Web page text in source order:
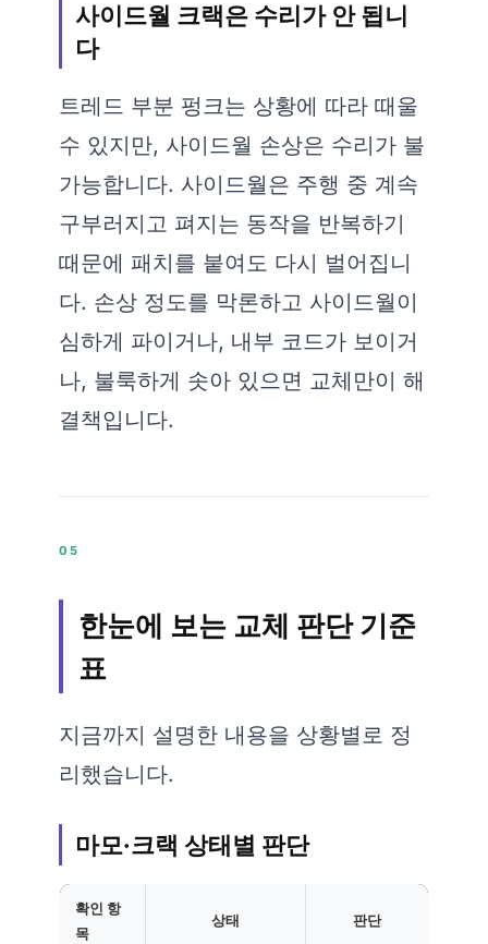
사이드월 크랙은 수리가 안 됩니
다
트레드 부분 펑크는 상황에 따라 때울
수 있지만, 사이드월 손상은 수리가 불
가능합니다. 사이드월은 주행 중 계속
구부러지고 펴지는 동작을 반복하기
때문에 패치를 붙여도 다시 벌어집니
다. 손상 정도를 막론하고 사이드월이
심하게 파이거나, 내부 코드가 보이거
나, 불룩하게 솟아 있으면 교체만이 해
결책입니다.
05
한눈에 보는 교체 판단 기준
표
지금까지 설명한 내용을 상황별로 정
리했습니다.
마모·크랙 상태별 판단
확인 항
목
상태 판단